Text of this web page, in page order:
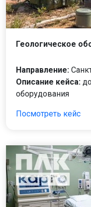
Геологическое
Направление:
Описание кейса:
оборудования
Посмотреть кейс